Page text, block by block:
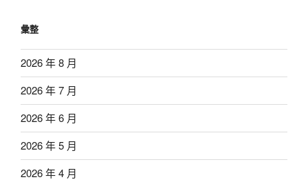
彙整
2026 年 8 月
2026 年 7 月
2026 年 6 月
2026 年 5 月
2026 年 4 月